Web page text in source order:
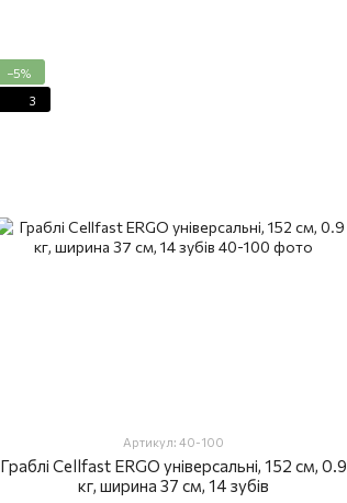
−5%
3
Артикул: 40-100
Граблі Cellfast ERGO універсальні, 152 см, 0.9
кг, ширина 37 см, 14 зубів